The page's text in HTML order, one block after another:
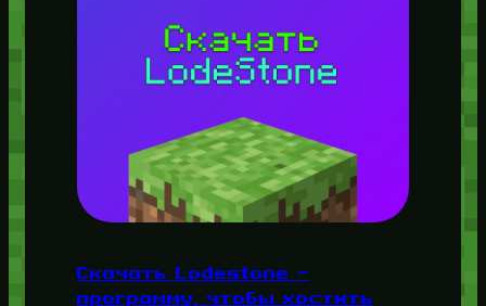
Скачать Lodestone —
программу, чтобы хостить